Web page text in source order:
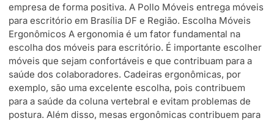
empresa de forma positiva. A Pollo Móveis entrega móveis
para escritório em Brasília DF e Região. Escolha Móveis
Ergonômicos A ergonomia é um fator fundamental na
escolha dos móveis para escritório. É importante escolher
móveis que sejam confortáveis e que contribuam para a
saúde dos colaboradores. Cadeiras ergonômicas, por
exemplo, são uma excelente escolha, pois contribuem
para a saúde da coluna vertebral e evitam problemas de
postura. Além disso, mesas ergonômicas contribuem para